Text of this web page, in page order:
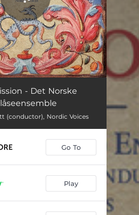
Serranita» 04:08
Melyor
01:02
vida bona» 03:23
Cussicuinin 04:01
de amor 02:46
- Det Norske
(conductor), Nordic Voices
Go To
Play